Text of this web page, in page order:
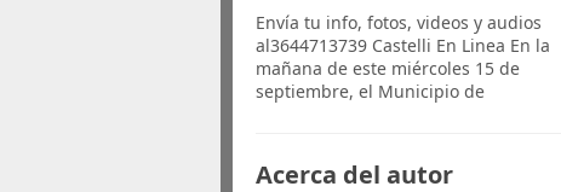
Envía tu info, fotos, videos y audios
al3644713739 Castelli En Linea En la
mañana de este miércoles 15 de
septiembre, el Municipio de
Acerca del autor